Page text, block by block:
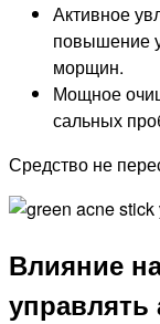
Активное
повышение
морщин.
Мощное
сальных
Средство не
Влияние